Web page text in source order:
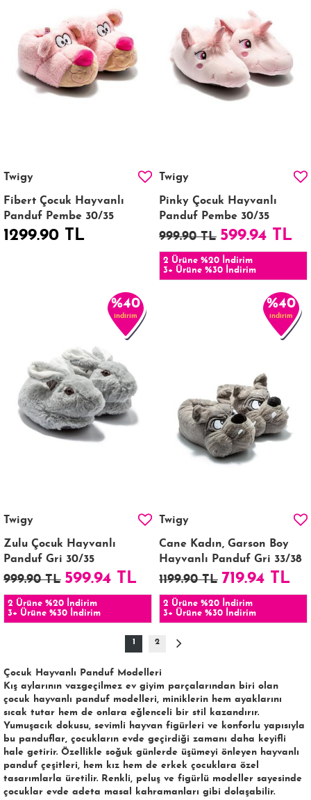
Twigy
Fibert Çocuk Hayvanlı
Panduf Pembe 30/35
1299.90 TL
Twigy
Pinky Çocuk Hayvanlı
Panduf Pembe 30/35
999.90 TL 599.94 TL
2 Ürüne %20 İndirim
3+ Ürüne %30 İndirim
%40
indirim
Twigy
Zulu Çocuk Hayvanlı
Panduf Gri 30/35
999.90 TL 599.94 TL
2 Ürüne %20 İndirim
3+ Ürüne %30 İndirim
%40
indirim
Twigy
Cane Kadın, Garson Boy
Hayvanlı Panduf Gri 33/38
1199.90 TL 719.94 TL
2 Ürüne %20 İndirim
3+ Ürüne %30 İndirim
1 2
Çocuk Hayvanlı Panduf Modelleri
Kış aylarının vazgeçilmez ev giyim parçalarından biri olan
çocuk hayvanlı panduf modelleri, miniklerin hem ayaklarını
sıcak tutar hem de onlara eğlenceli bir stil kazandırır.
Yumuşacık dokusu, sevimli hayvan figürleri ve konforlu yapısıyla
bu panduflar, çocukların evde geçirdiği zamanı daha keyifli
hale getirir. Özellikle soğuk günlerde üşümeyi önleyen hayvanlı
panduf çeşitleri, hem kız hem de erkek çocuklara özel
tasarımlarla üretilir. Renkli, peluş ve figürlü modeller sayesinde
çocuklar evde adeta masal kahramanları gibi dolaşabilir.